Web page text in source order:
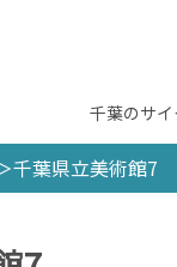
千葉のサ
千葉県立美術館7